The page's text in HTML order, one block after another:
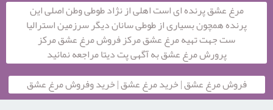
مرغ عشق پرنده ‌ای‌ است اهلی از نژاد طوطی وطن اصلی این
پرنده همچون بسیاری از طوطی سانان دیگر سرزمین استرالیا
ست جهت تهیه مرغ عشق مرکز فروش مرغ عشق مرکز
پرورش مرغ عشق به آگهی پت دیتا مراجعه نمائید
فروش مرغ عشق | خرید مرغ عشق | خرید وفروش مرغ عشق